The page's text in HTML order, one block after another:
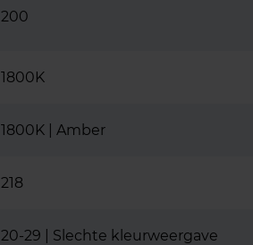
200
1800K
1800K | Amber
218
20-29 | Slechte kleurweergave